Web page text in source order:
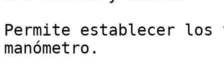
Permite establecer los
manómetro.